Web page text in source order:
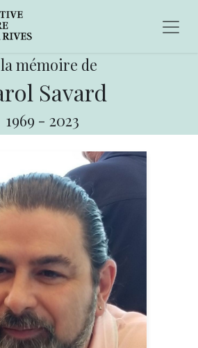
mémoire de
Savard
1969 - 2023